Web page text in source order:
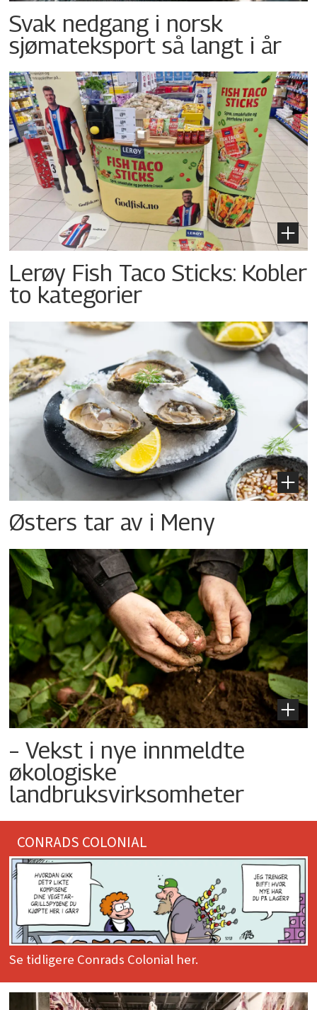
Svak nedgang i norsk
sjømateksport så langt i år
Lerøy Fish Taco Sticks: Kobler
to kategorier
Østers tar av i Meny
– Vekst i nye innmeldte
økologiske
landbruksvirksomheter
CONRADS COLONIAL
Se tidligere Conrads Colonial her.